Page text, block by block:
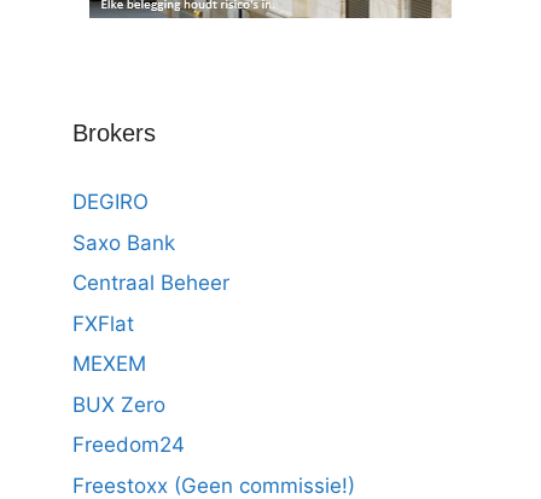
Brokers
DEGIRO
Saxo Bank
Centraal Beheer
FXFlat
MEXEM
BUX Zero
Freedom24
Freestoxx (Geen commissie!)